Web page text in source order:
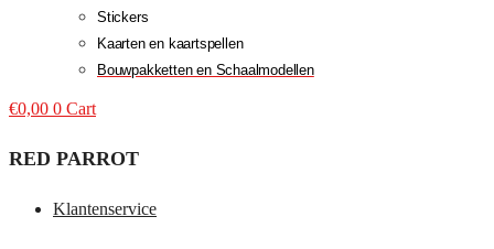
Stickers
Kaarten en kaartspellen
Bouwpakketten en Schaalmodellen
€0,00 0 Cart
RED PARROT
Klantenservice